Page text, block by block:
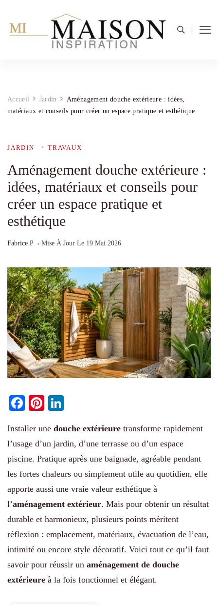
Accueil Jardin
Aménagement douche extérieure : idées,
matériaux et conseils pour créer un espace pratique et esthétique
JARDIN TRAVAUX
Aménagement douche extérieure :
idées, matériaux et conseils pour
créer un espace pratique et
esthétique
Fabrice P Mise À Jour Le 19 Mai 2026
Facebook
Pinterest
Installer une douche extérieure transforme rapidement
l’usage d’un jardin, d’une terrasse ou d’un espace
piscine. Pratique après une baignade, agréable pendant
les fortes chaleurs ou simplement utile au quotidien, elle
apporte aussi une vraie valeur esthétique à
l’aménagement extérieur. Mais pour obtenir un résultat
durable et harmonieux, plusieurs points méritent
réflexion : emplacement, matériaux, évacuation de l’eau,
intimité ou encore style décoratif. Voici tout ce qu’il faut
savoir pour réussir un aménagement de douche
extérieure à la fois fonctionnel et élégant.